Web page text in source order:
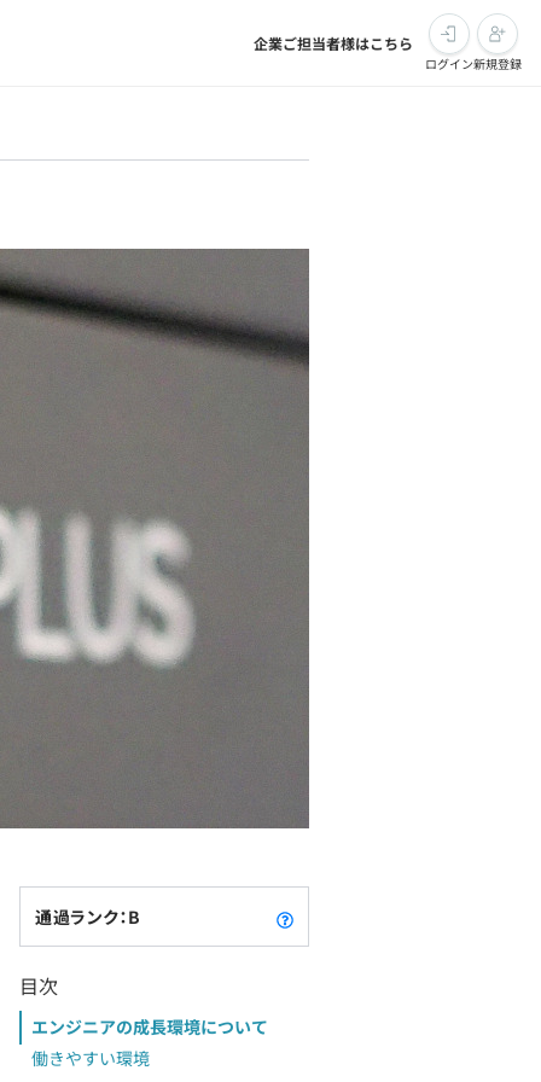
企業ご担当者様はこちら
ログイン新規登録
通過ランク：B
目次
エンジニアの成長環境について
働きやすい環境